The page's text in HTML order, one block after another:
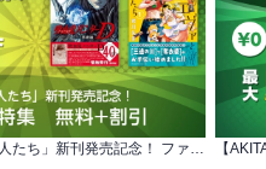
「川辺のエヴァと異人たち」新刊発売記念！ ファンタジー特集 無料+割引